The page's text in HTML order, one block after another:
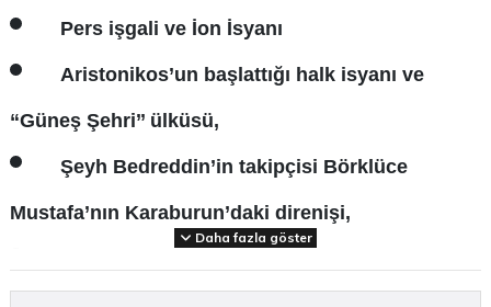
Pers işgali ve İon İsyanı
Aristonikos’un başlattığı halk isyanı ve
“Güneş Şehri’’ ülküsü,
Şeyh Bedreddin’in takipçisi Börklüce
Mustafa’nın Karaburun’daki direnişi,
Daha fazla göster